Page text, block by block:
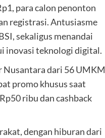
para calon penonton
registrasi. Antusiasme
sekaligus menandai
inovasi teknologi digital.
Nusantara dari 56 UMKM
promo khusus saat
ribu dan cashback
dengan hiburan dari